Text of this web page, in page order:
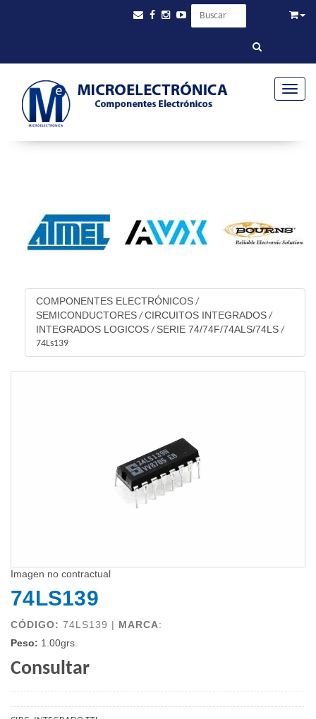
COMPONENTES ELECTRÓNICOS /
SEMICONDUCTORES / CIRCUITOS INTEGRADOS /
INTEGRADOS LOGICOS / SERIE 74/74F/74ALS/74LS /
74Ls139
Imagen no contractual
74LS139
CÓDIGO: 74LS139 | MARCA:
Peso: 1.00grs.
Consultar